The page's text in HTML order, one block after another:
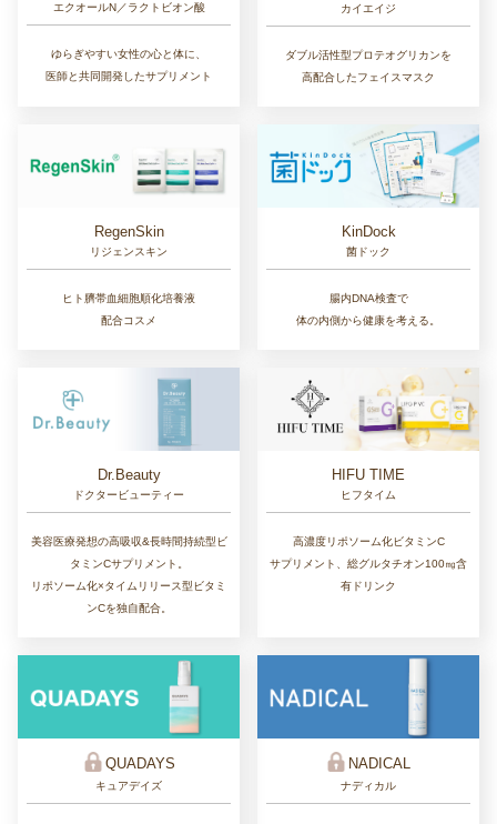
エクオールN／ラクトビオン酸
ゆらぎやすい女性の心と体に、
医師と共同開発したサプリメント
カイエイジ
ダブル活性型プロテオグリカンを
高配合したフェイスマスク
RegenSkin
リジェンスキン
ヒト臍帯血細胞順化培養液
配合コスメ
KinDock
菌ドック
腸内DNA検査で
体の内側から健康を考える。
Dr.Beauty
ドクタービューティー
美容医療発想の高吸収&長時間持続型ビ
タミンCサプリメント。
リポソーム化×タイムリリース型ビタミ
ンCを独自配合。
HIFU TIME
ヒフタイム
高濃度リポソーム化ビタミンC
サプリメント、総グルタチオン100㎎含
有ドリンク
QUADAYS
キュアデイズ
NADICAL
ナディカル